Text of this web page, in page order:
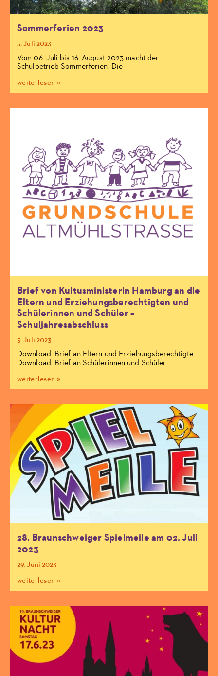
Sommerferien 2023
5. Juli 2023
Vom 06. Juli bis 16. August 2023 macht der
Schulbetrieb Sommerferien. Die
weiterlesen »
Brief von Kultusministerin Hamburg an die
Eltern und Erziehungsberechtigten und
Schülerinnen und Schüler –
Schuljahresabschluss
5. Juli 2023
Download: Brief an Eltern und Erziehungsberechtigte
Download: Brief an Schülerinnen und Schüler
weiterlesen »
28. Braunschweiger Spielmeile am 02. Juli
2023
29. Juni 2023
weiterlesen »